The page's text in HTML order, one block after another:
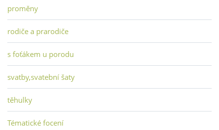
proměny
rodiče a prarodiče
s foťákem u porodu
svatby,svatební šaty
těhulky
Tématické focení